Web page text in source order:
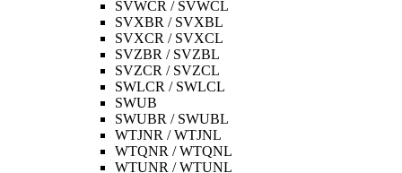
SVWCR / SVWCL
SVXBR / SVXBL
SVXCR / SVXCL
SVZBR / SVZBL
SVZCR / SVZCL
SWLCR / SWLCL
SWUB
SWUBR / SWUBL
WTJNR / WTJNL
WTQNR / WTQNL
WTUNR / WTUNL